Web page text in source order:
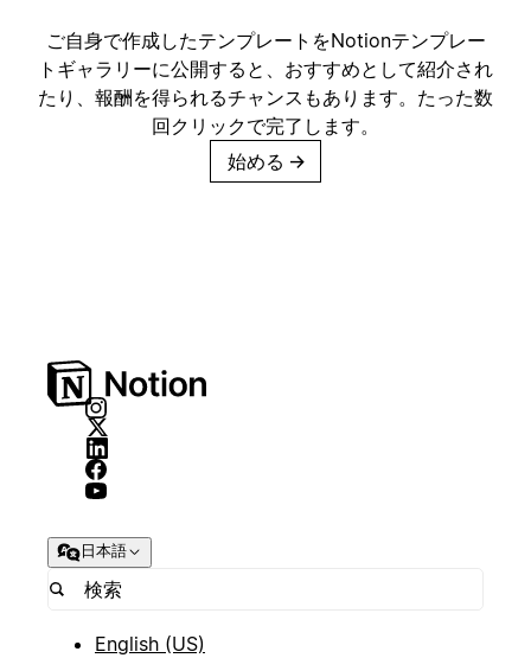
ご自身で作成したテンプレートをNotionテンプレー
トギャラリーに公開すると、おすすめとして紹介され
たり、報酬を得られるチャンスもあります。たった数
回クリックで完了します。
始める →
日本語
English (US)